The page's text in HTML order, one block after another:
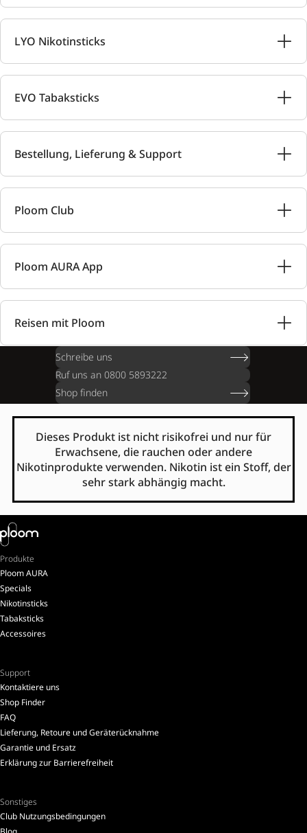
LYO Nikotinsticks
EVO Tabaksticks
Bestellung, Lieferung & Support
Ploom Club
Ploom AURA App
Reisen mit Ploom
Schreibe uns
Ruf uns an 0800 5893222
Shop finden
Dieses Produkt ist nicht risikofrei und nur für
Erwachsene, die rauchen oder andere
Nikotinprodukte verwenden. Nikotin ist ein Stoff, der
sehr stark abhängig macht.
Produkte
Ploom AURA
Specials
Nikotinsticks
Tabaksticks
Accessoires
Support
Kontaktiere uns
Shop Finder
FAQ
Lieferung, Retoure und Geräterücknahme
Garantie und Ersatz
Erklärung zur Barrierefreiheit
Sonstiges
Club Nutzungsbedingungen